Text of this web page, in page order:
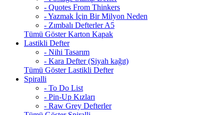
- Quotes From Thinkers
- Yazmak İçin Bir Milyon Neden
- Zımbalı Defterler A5
Tümü Göster Karton Kapak
Lastikli Defter
- Nihi Tasarım
- Kara Defter (Siyah kağıt)
Tümü Göster Lastikli Defter
Spiralli
- To Do List
- Pin-Up Kızları
- Raw Grey Defterler